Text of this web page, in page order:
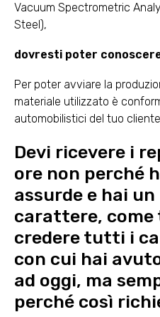
Vacuum Spectrometric
Steel),
dovresti poter
Per poter avviare la
materiale utilizzato è
automobilistici del tuo
Devi ricevere i
ore non perché
assurde e hai
carattere,
credere tutti i
con cui hai
ad oggi, ma
perché così